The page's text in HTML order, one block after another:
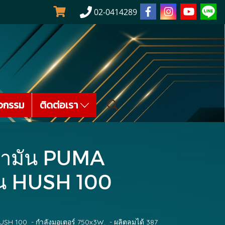
02-0414289
รรม ติดต่อเรา
มัน PUMA
HUSH 100
100 - กำลังมอเตอร์ 750x3W. - ผลิตลมได้ 387